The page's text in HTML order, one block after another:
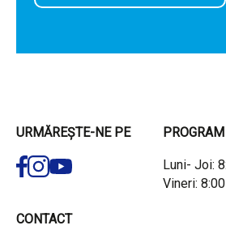
URMĂREȘTE-NE PE
Luni- Joi:
Vineri:
CONTACT